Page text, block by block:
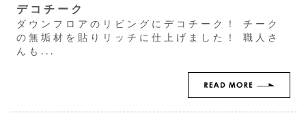
デコチーク
ダウンフロアのリビングにデコチーク！ チーク
の無垢材を貼りリッチに仕上げました！ 職人さ
んも...